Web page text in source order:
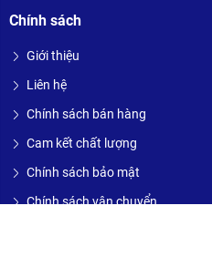
Chính sách
Giới thiệu
Liên hệ
Chính sách bán hàng
Cam kết chất lượng
Chính sách bảo mật
Chính sách vận chuyển